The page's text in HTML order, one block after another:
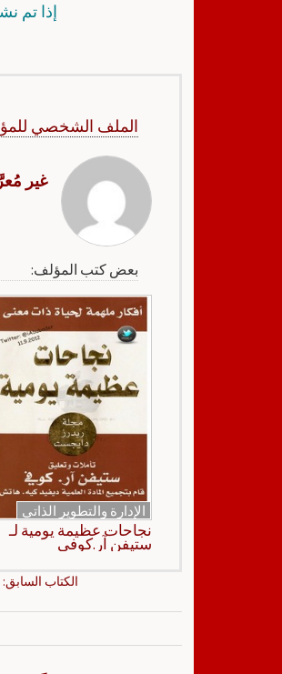
إذا تم
الملف الشخصي
غير
بعض كتب المؤلف:
الإدارة والتطوير الذاتي
نجاحات عظيمة يومية لـ
ستيفن آر.كوفي
الكتاب السابق: